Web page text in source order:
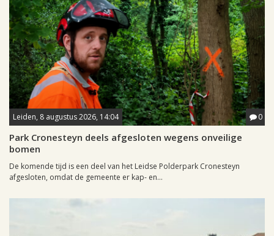
Leiden, 8 augustus 2026, 14:04 0
Park Cronesteyn deels afgesloten wegens onveilige
bomen
De komende tijd is een deel van het Leidse Polderpark Cronesteyn
afgesloten, omdat de gemeente er kap- en...